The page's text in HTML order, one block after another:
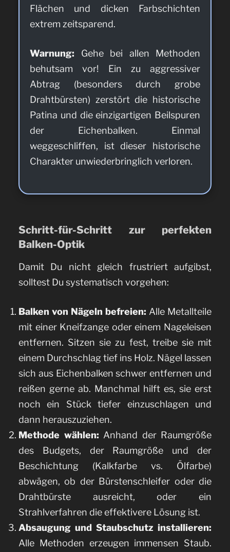
Flächen und dicken Farbschichten
extrem zeitsparend.
Warnung: Gehe bei allen Methoden
behutsam vor! Ein zu aggressiver
Abtrag (besonders durch grobe
Drahtbürsten) zerstört die historische
Patina und die einzigartigen Beilspuren
der Eichenbalken. Einmal
weggeschliffen, ist dieser historische
Charakter unwiederbringlich verloren.
Schritt-für-Schritt zur perfekten
Balken-Optik
Damit Du nicht gleich frustriert aufgibst,
solltest Du systematisch vorgehen:
Balken von Nägeln befreien: Alle Metallteile
mit einer Kneifzange oder einem Nageleisen
entfernen. Sitzen sie zu fest, treibe sie mit
einem Durchschlag tief ins Holz. Nägel lassen
sich aus Eichenbalken schwer entfernen und
reißen gerne ab. Manchmal hilft es, sie erst
noch ein Stück tiefer einzuschlagen und
dann herauszuziehen.
Methode wählen: Anhand der Raumgröße
des Budgets, der Raumgröße und der
Beschichtung (Kalkfarbe vs. Ölfarbe)
abwägen, ob der Bürstenschleifer oder die
Drahtbürste ausreicht, oder ein
Strahlverfahren die effektivere Lösung ist.
Absaugung und Staubschutz installieren:
Alle Methoden erzeugen immensen Staub.